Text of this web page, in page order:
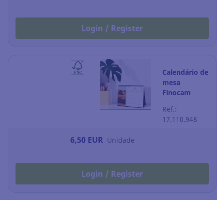
Login / Register
Calendário de
mesa
Finocam
x 150 mm
Ref.:
17.110.948
6,50 EUR Unidade
Login / Register